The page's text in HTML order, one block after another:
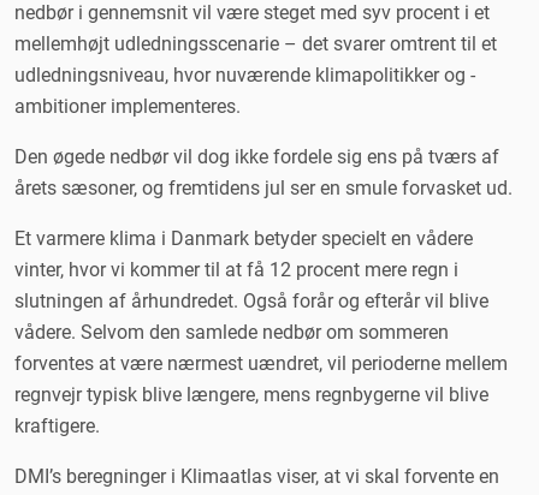
nedbør i gennemsnit vil være steget med syv procent i et
mellemhøjt udledningsscenarie – det svarer omtrent til et
udledningsniveau, hvor nuværende klimapolitikker og -
ambitioner implementeres.
Den øgede nedbør vil dog ikke fordele sig ens på tværs af
årets sæsoner, og fremtidens jul ser en smule forvasket ud.
Et varmere klima i Danmark betyder specielt en vådere
vinter, hvor vi kommer til at få 12 procent mere regn i
slutningen af århundredet. Også forår og efterår vil blive
vådere. Selvom den samlede nedbør om sommeren
forventes at være nærmest uændret, vil perioderne mellem
regnvejr typisk blive længere, mens regnbygerne vil blive
kraftigere.
DMI’s beregninger i Klimaatlas viser, at vi skal forvente en